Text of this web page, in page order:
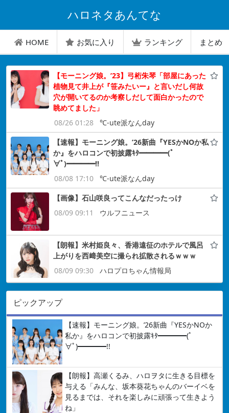
ハロネタあんてな
HOME お気に入り ランキング まとめ
【モーニング娘。’23】弓桁朱琴「部屋にあった
植物見て井上が『笹みたいー』と言いだし何故
穴が開いてるのか考察しだして面白かったので
眺めてました」
08/26 01:28
℃-ute派なんday
【速報】モーニング娘。’26新曲『YESかNOか私
か』をハロコンで初披露ｷﾀ━━━━(ﾟ
∀ﾟ)━━━━!!
08/08 17:10
℃-ute派なんday
【画像】石山咲良ってこんなだったっけ
08/09 09:11
ウルフニュース
【朗報】米村姫良々、香港遠征のホテルで風呂
上がりを西﨑美空に撮られ拡散されるｗｗｗ
08/09 09:30
ハロプロちゃん情報局
ピックアップ
【速報】モーニング娘。’26新曲『YESかNOか
私か』をハロコンで初披露ｷﾀ━━━━(ﾟ
∀ﾟ)━━━━!!
【朗報】高瀬くるみ、ハロヲタに生きる目標を
与える「みんな、坂本葵花ちゃんのバーイベを
見るまでは、それを楽しみに頑張って生きよう
ね」